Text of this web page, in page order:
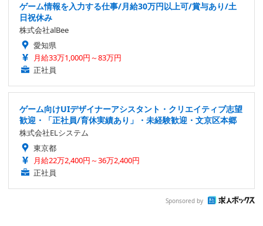
ゲーム情報を入力する仕事/月給30万円以上可/賞与あり/土
日祝休み
株式会社alBee
愛知県
月給33万1,000円～83万円
正社員
ゲーム向けUIデザイナーアシスタント・クリエイティブ志望
歓迎・「正社員/育休実績あり」・未経験歓迎・文京区本郷
株式会社ELシステム
東京都
月給22万2,400円～36万2,400円
正社員
Sponsored by